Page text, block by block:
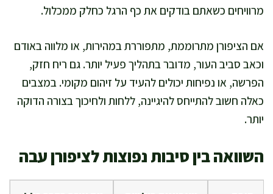
מרוויחים כשאתם בודקים את כף הרגל כחלק ממכלול.
אם הציפורן מתרוממת, מתפוררת במהירות, או מלווה באודם
וכאב סביב העור, מדובר בתהליך פעיל יותר. גם ריח חזק,
הפרשה, או נפיחות יכולים להעיד על זיהום מקומי. במצבים
כאלה חשוב להתייחס להיגיינה, ללחות ולחיכוך בצורה הדוקה
יותר.
השוואה בין סיבות נפוצות לציפורן עבה